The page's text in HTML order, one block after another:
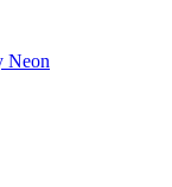
Neon